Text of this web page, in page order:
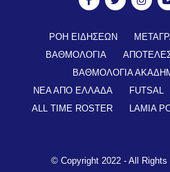
ΡΟΗ ΕΙΔΗΣΕΩΝ
ΒΑΘΜΟΛΟΓΙΑ
ΒΑΘΜΟΛΟΓΙΑ
ΝΕΑ ΑΠΟ ΕΛΛΑΔΑ
FUTSAL
ALL TIME ROSTER
LAMIA
© Copyright 2022 - All Rights